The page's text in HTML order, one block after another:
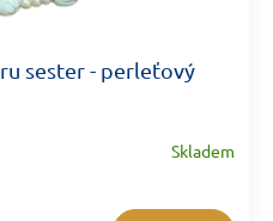
sester - perleťový
Skladem